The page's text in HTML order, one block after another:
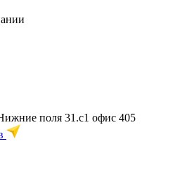
поля 31.с1 офис 405